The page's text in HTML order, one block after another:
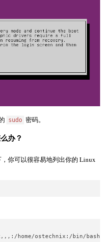
sudo 密码。
办？
你可以很容易地列出你的 Linux
home/ostechnix:/bin/bash